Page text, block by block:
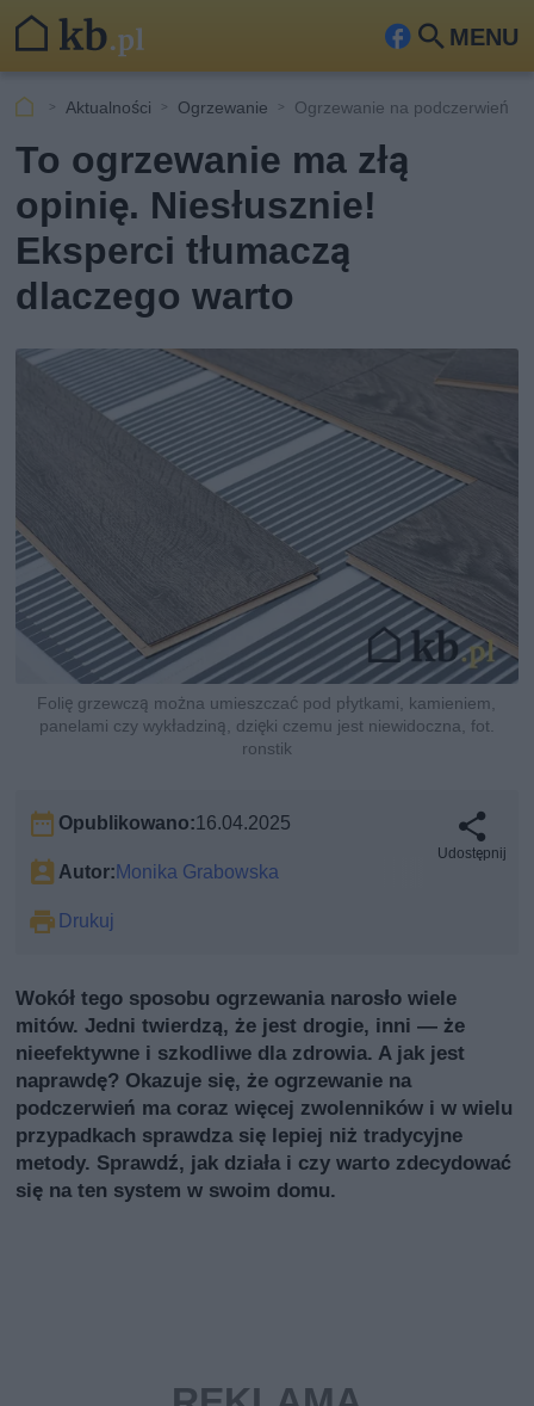
MENU
Fa
ook
Szu
Aktualności Ogrzewanie Ogrzewanie na podczerwień
To ogrzewanie ma złą
opinię. Niesłusznie!
Eksperci tłumaczą
dlaczego warto
Folię grzewczą można umieszczać pod płytkami, kamieniem,
panelami czy wykładziną, dzięki czemu jest niewidoczna, fot.
ronstik
Opublikowano:16.04.2025
Autor:Monika Grabowska
Drukuj
Udostępnij
Wokół tego sposobu ogrzewania narosło wiele
mitów. Jedni twierdzą, że jest drogie, inni — że
nieefektywne i szkodliwe dla zdrowia. A jak jest
naprawdę? Okazuje się, że ogrzewanie na
podczerwień ma coraz więcej zwolenników i w wielu
przypadkach sprawdza się lepiej niż tradycyjne
metody. Sprawdź, jak działa i czy warto zdecydować
się na ten system w swoim domu.